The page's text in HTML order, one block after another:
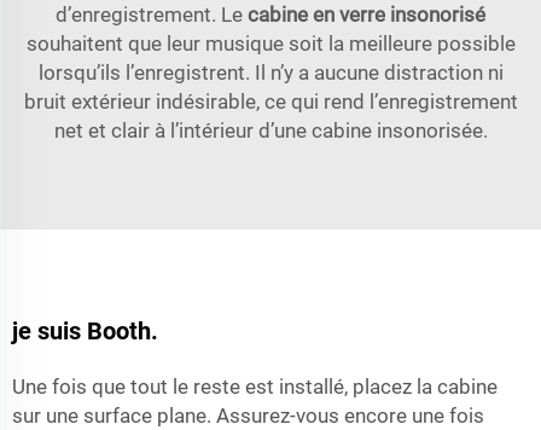
d’enregistrement. Le cabine en verre insonorisé
souhaitent que leur musique soit la meilleure possible
lorsqu’ils l’enregistrent. Il n’y a aucune distraction ni
bruit extérieur indésirable, ce qui rend l’enregistrement
net et clair à l’intérieur d’une cabine insonorisée.
je suis Booth.
Une fois que tout le reste est installé, placez la cabine
sur une surface plane. Assurez-vous encore une fois